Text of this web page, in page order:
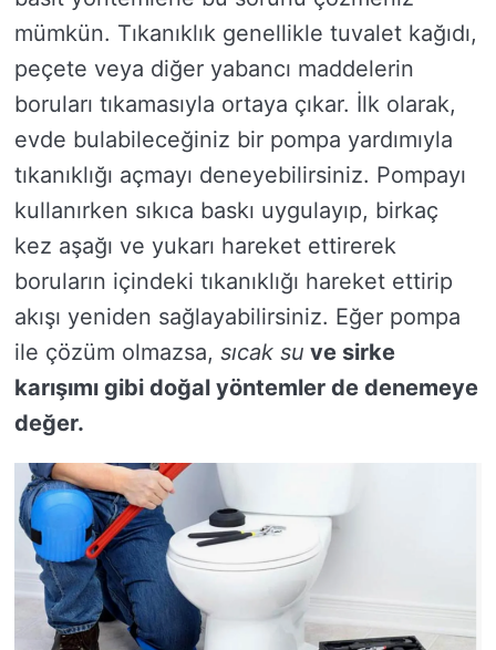
mümkün. Tıkanıklık genellikle tuvalet kağıdı,
peçete veya diğer yabancı maddelerin
boruları tıkamasıyla ortaya çıkar. İlk olarak,
evde bulabileceğiniz bir pompa yardımıyla
tıkanıklığı açmayı deneyebilirsiniz. Pompayı
kullanırken sıkıca baskı uygulayıp, birkaç
kez aşağı ve yukarı hareket ettirerek
boruların içindeki tıkanıklığı hareket ettirip
akışı yeniden sağlayabilirsiniz. Eğer pompa
ile çözüm olmazsa, sıcak su ve sirke
karışımı gibi doğal yöntemler de denemeye
değer.